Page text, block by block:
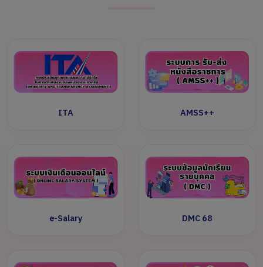
ITA AMSS++
e-Salary DMC 68